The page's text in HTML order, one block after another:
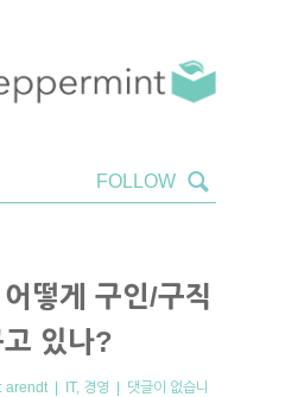
떻게 구인/구직
있나?
arendt | IT, 경영 | 댓글이 없습니